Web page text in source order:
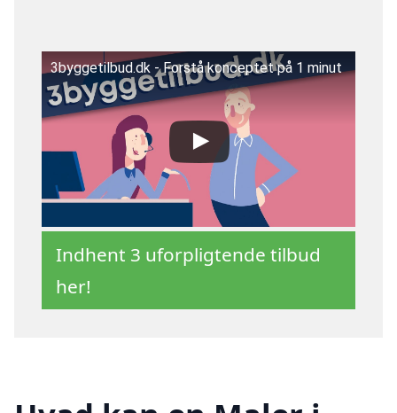
3byggetilbud.dk - Forstå konceptet på 1 minut
Indhent 3 uforpligtende tilbud
her!